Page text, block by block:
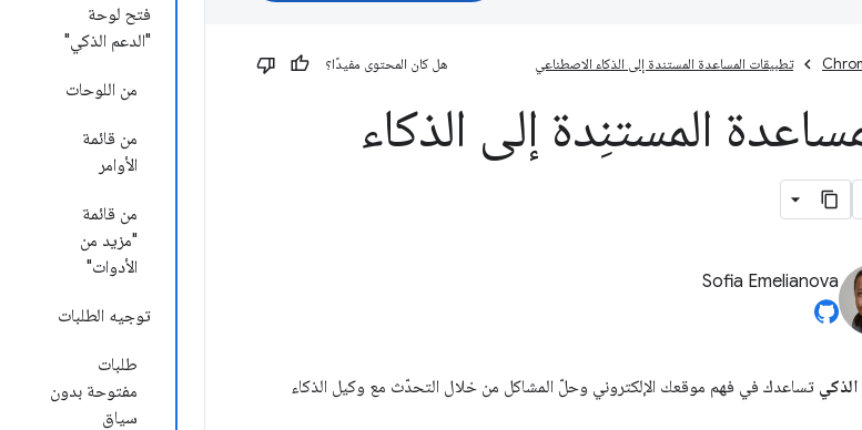
فتح لوحة
"الدعم الذكي"
من اللوحات
من قائمة
الأوامر
من قائمة
"مزيد من
الأدوات"
توجيه الطلبات
طلبات
مفتوحة بدون
سياق
تطبيقات المساعدة المستندة إلى الذكاء الاصطناعي هل كان المحتوى مفيدًا؟
المستنِدة إلى الذكاء
Sofia Emelianova
تساعدك في فهم موقعك الإلكتروني وحلّ المشاكل من خلال التحدّث مع وكيل الذكاء